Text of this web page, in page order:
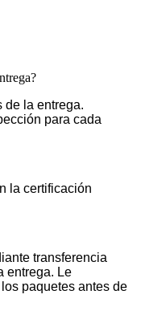
de la entrega.
para cada
la certificación
transferencia
entrega. Le
paquetes antes de